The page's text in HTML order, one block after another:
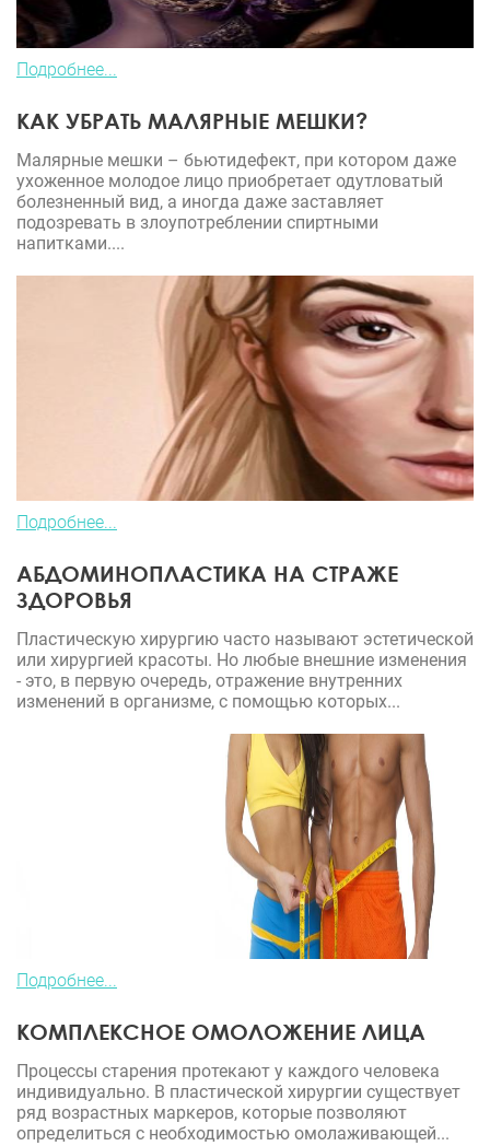
Подробнее...
КАК УБРАТЬ МАЛЯРНЫЕ МЕШКИ?
Малярные мешки – бьютидефект, при котором даже
ухоженное молодое лицо приобретает одутловатый
болезненный вид, а иногда даже заставляет
подозревать в злоупотреблении спиртными
напитками....
Подробнее...
АБДОМИНОПЛАСТИКА НА СТРАЖЕ
ЗДОРОВЬЯ
Пластическую хирургию часто называют эстетической
или хирургией красоты. Но любые внешние изменения
- это, в первую очередь, отражение внутренних
изменений в организме, с помощью которых...
Подробнее...
КОМПЛЕКСНОЕ ОМОЛОЖЕНИЕ ЛИЦА
Процессы старения протекают у каждого человека
индивидуально. В пластической хирургии существует
ряд возрастных маркеров, которые позволяют
определиться с необходимостью омолаживающей...